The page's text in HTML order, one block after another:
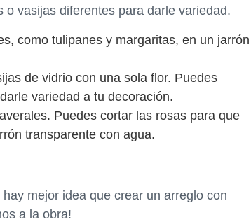
vasijas diferentes para darle variedad.
como tulipanes y margaritas, en un jarrón
de vidrio con una sola flor. Puedes
variedad a tu decoración.
Puedes cortar las rosas para que
transparente con agua.
mejor idea que crear un arreglo con
a la obra!